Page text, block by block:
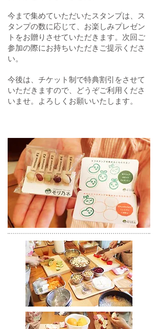
今まで集めていただいたスタンプは、ス
タンプの数に応じて、お楽しみプレゼン
トをお贈りさせていただきます。次回ご
参加の際にお持ちいただきご提示くださ
い。
今後は、チケット制で特典割引をさせて
いただきますので、どうぞご利用くださ
いませ。よろしくお願いいたします。